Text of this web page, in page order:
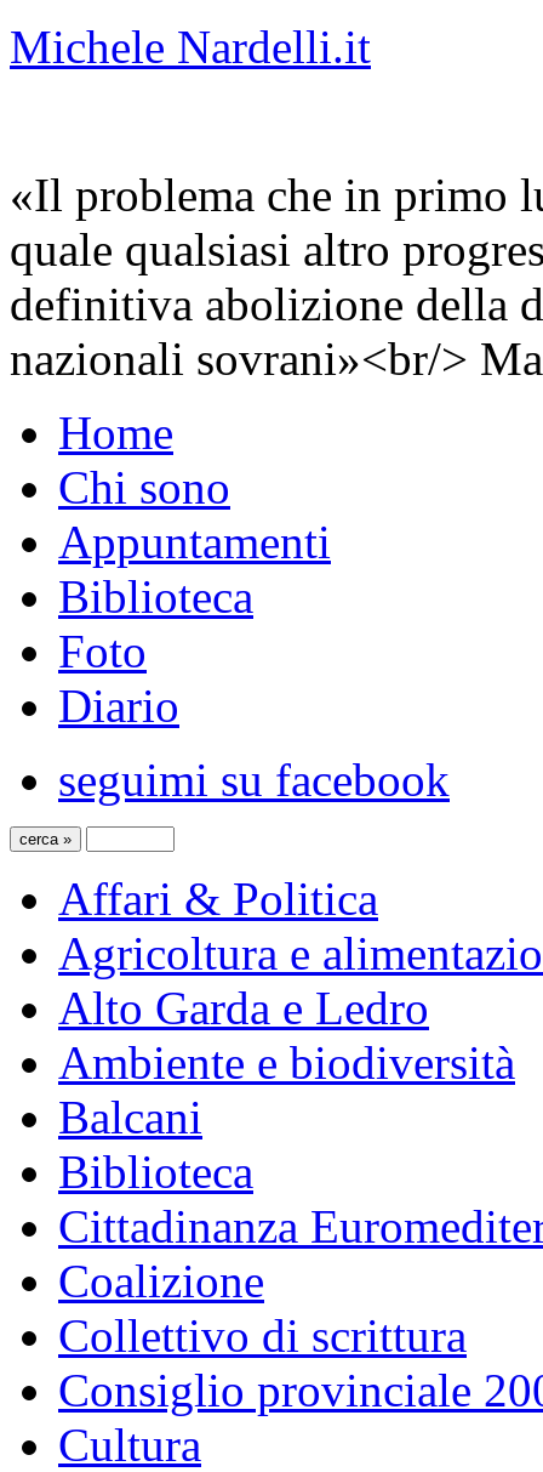
Michele Nardelli.it
«Il problema che in primo
quale qualsiasi altro
definitiva abolizione della
nazionali sovrani»<br/>
Home
Chi sono
Appuntamenti
Biblioteca
Foto
Diario
seguimi su facebook
Affari & Politica
Agricoltura e
Alto Garda e Ledro
Ambiente e biodiversità
Balcani
Biblioteca
Cittadinanza
Coalizione
Collettivo di scrittura
Consiglio provinciale
Cultura